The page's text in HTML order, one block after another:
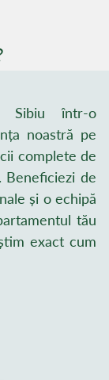
Sibiu într-o
noastră pe
complete de
Beneficiezi de
și o echipă
tău
exact cum